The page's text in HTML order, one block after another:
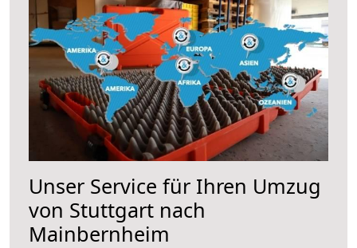
Unser Service für Ihren Umzug
von Stuttgart nach
Mainbernheim